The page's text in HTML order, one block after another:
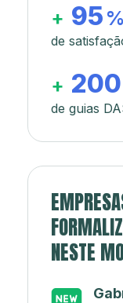
+ 95 %
de
+ 200
de guias
NESTE